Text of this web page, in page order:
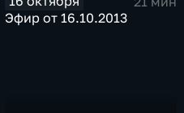
Эфир от 16.10.2013